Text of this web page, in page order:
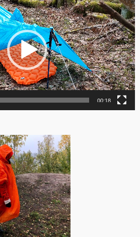
00:18